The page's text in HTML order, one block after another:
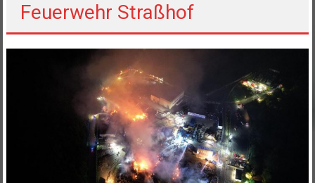
Feuerwehr Straßhof